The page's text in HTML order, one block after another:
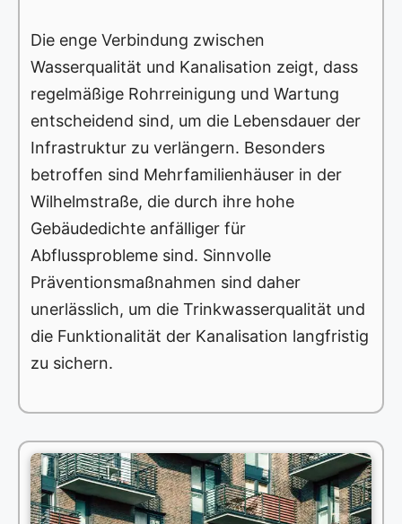
Die enge Verbindung zwischen
Wasserqualität und Kanalisation zeigt, dass
regelmäßige Rohrreinigung und Wartung
entscheidend sind, um die Lebensdauer der
Infrastruktur zu verlängern. Besonders
betroffen sind Mehrfamilienhäuser in der
Wilhelmstraße, die durch ihre hohe
Gebäudedichte anfälliger für
Abflussprobleme sind. Sinnvolle
Präventionsmaßnahmen sind daher
unerlässlich, um die Trinkwasserqualität und
die Funktionalität der Kanalisation langfristig
zu sichern.